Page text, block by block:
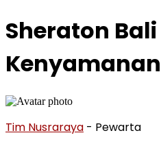
Sheraton
Tim Nusraraya - Pewarta